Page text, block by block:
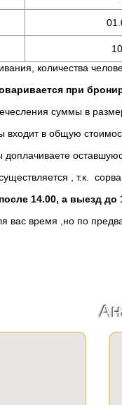
количества
при
суммы в
стоимость
оставшуюся
, т.к. сорван
14.00, а выезд до
время ,но по